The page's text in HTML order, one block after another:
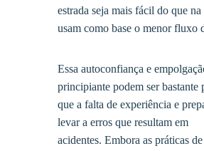
estrada seja mais fácil do que
usam como base o menor fluxo
Essa autoconfiança e
principiante podem ser bastante
que a falta de experiência e
levar a erros que resultam em
acidentes. Embora as práticas